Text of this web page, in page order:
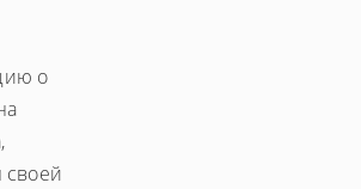
о
своей